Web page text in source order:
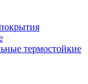
термостойкие